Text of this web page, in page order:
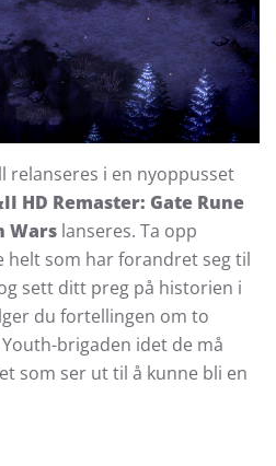
relanseres i en nyoppusset
HD Remaster: Gate Rune
Wars lanseres. Ta opp
helt som har forandret seg til
sett ditt preg på historien i
du fortellingen om to
brigaden idet de må
som ser ut til å kunne bli en